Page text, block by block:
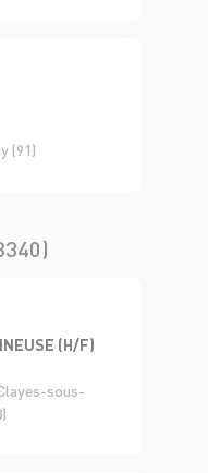
(91)
(H/F)
sous-